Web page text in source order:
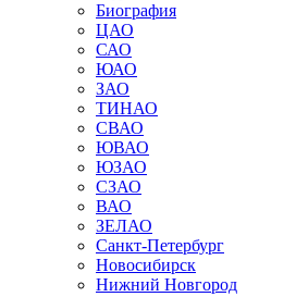
Биография
ЦАО
САО
ЮАО
ЗАО
ТИНАО
СВАО
ЮВАО
ЮЗАО
СЗАО
ВАО
ЗЕЛАО
Санкт-Петербург
Новосибирск
Нижний Новгород